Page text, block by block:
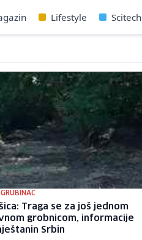
Lifestyle Scitech
Traga se za još jednom
grobnicom, informacije
Srbin